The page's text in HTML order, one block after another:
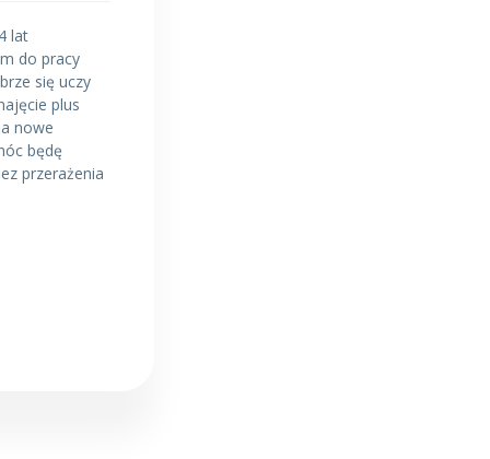
lat
do pracy
się uczy
plus
nowe
będę
przerażenia